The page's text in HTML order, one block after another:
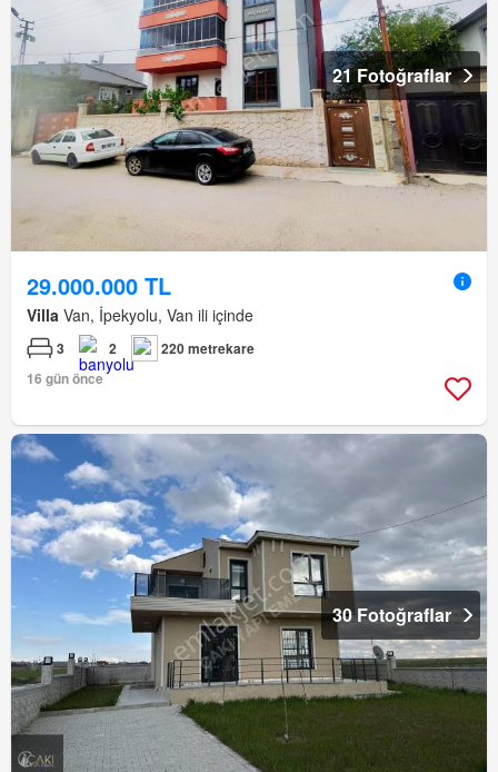
21 Fotoğraflar
29.000.000 TL
Villa Van, İpekyolu, Van ili içinde
3 2
220 metrekare
16 gün önce
30 Fotoğraflar